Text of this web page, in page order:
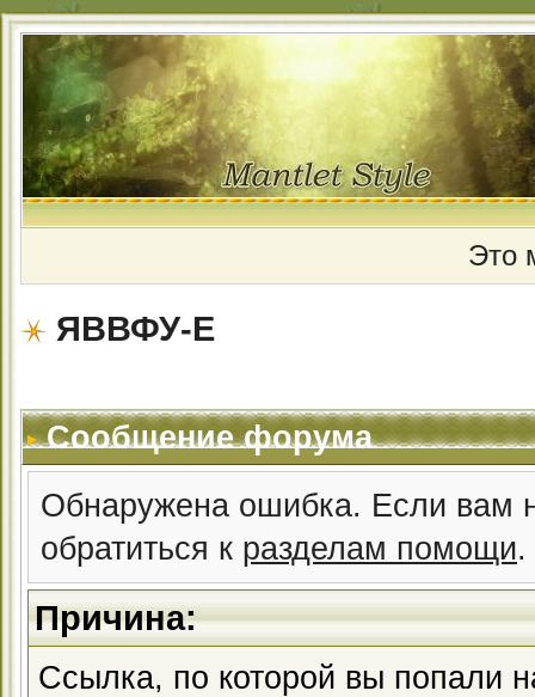
Это
ЯВВФУ-Е
Сообщение форума
Обнаружена ошибка. Если вам
обратиться к разделам помощи.
Причина:
Ссылка, по которой вы попали